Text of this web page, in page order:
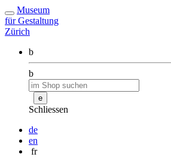
Museum
für Gestaltung
Zürich
b
b
e
Schliessen
de
en
fr